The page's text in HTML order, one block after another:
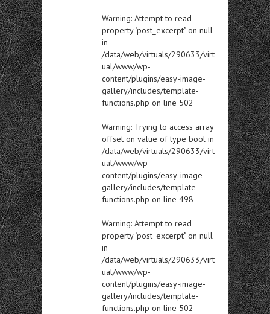
Warning: Attempt to read
property "post_excerpt" on null
in
/data/web/virtuals/290633/virt
ual/www/wp-
content/plugins/easy-image-
gallery/includes/template-
functions.php on line 502
Warning: Trying to access array
offset on value of type bool in
/data/web/virtuals/290633/virt
ual/www/wp-
content/plugins/easy-image-
gallery/includes/template-
functions.php on line 498
Warning: Attempt to read
property "post_excerpt" on null
in
/data/web/virtuals/290633/virt
ual/www/wp-
content/plugins/easy-image-
gallery/includes/template-
functions.php on line 502